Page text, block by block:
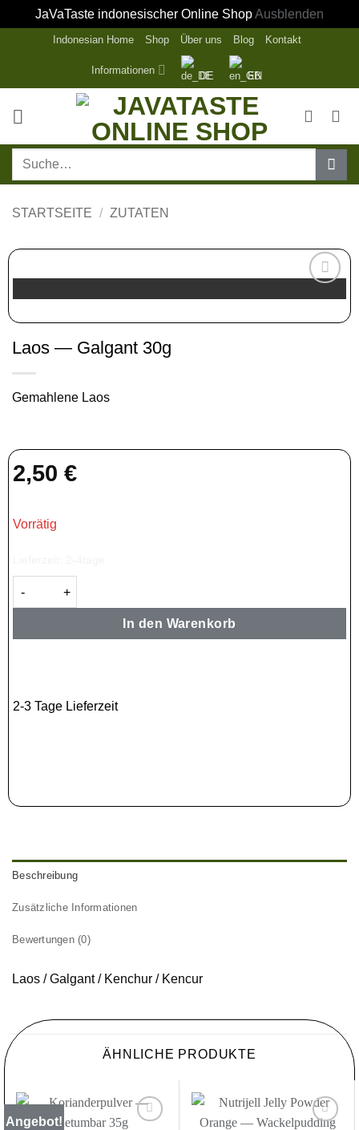
JaVaTaste indonesischer Online ShopAusblenden
Indonesian Home Shop Über uns Blog Kontakt
Informationen DE EN
Suche
STARTSEITE / ZUTATEN
Zur
hinzufügen
Laos — Galgant 30g
Gemahlene Laos
2,50 €
Vorrätig
In den Warenkorb
2-3 Tage Lieferzeit
Beschreibung
Zusätzliche Informationen
Bewertungen (0)
Laos / Galgant / Kenchur / Kencur
ÄHNLICHE PRODUKTE
Angebot!